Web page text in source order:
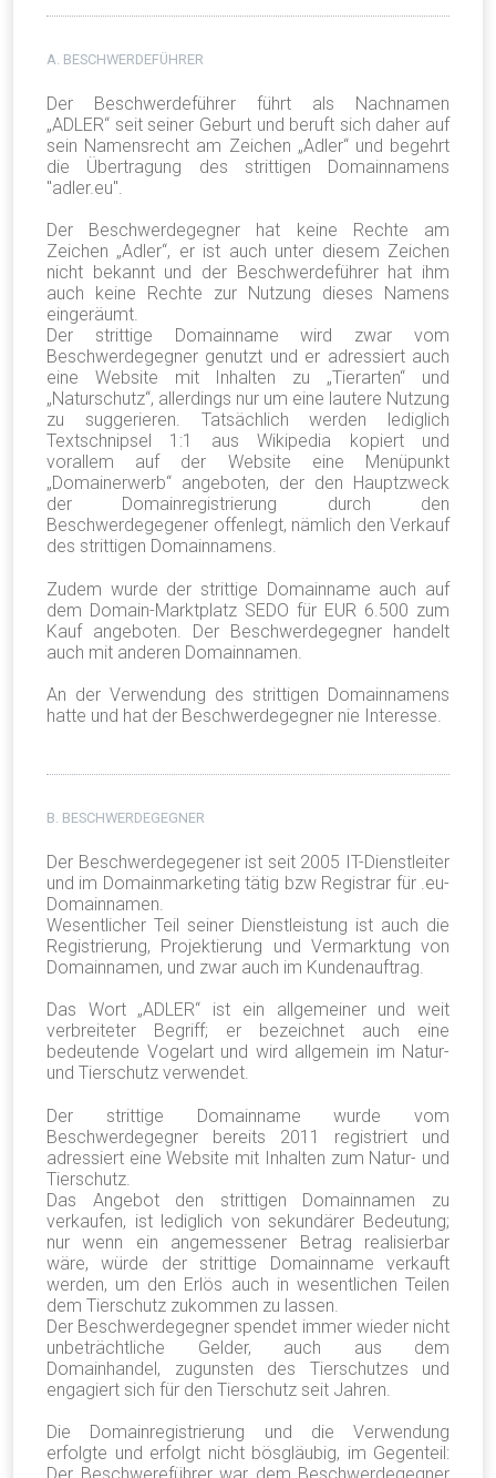
A. BESCHWERDEFÜHRER
Der Beschwerdeführer führt als Nachnamen
„ADLER“ seit seiner Geburt und beruft sich daher auf
sein Namensrecht am Zeichen „Adler“ und begehrt
die Übertragung des strittigen Domainnamens
"adler.eu".
Der Beschwerdegegner hat keine Rechte am
Zeichen „Adler“, er ist auch unter diesem Zeichen
nicht bekannt und der Beschwerdeführer hat ihm
auch keine Rechte zur Nutzung dieses Namens
eingeräumt.
Der strittige Domainname wird zwar vom
Beschwerdegegner genutzt und er adressiert auch
eine Website mit Inhalten zu „Tierarten“ und
„Naturschutz“, allerdings nur um eine lautere Nutzung
zu suggerieren. Tatsächlich werden lediglich
Textschnipsel 1:1 aus Wikipedia kopiert und
vorallem auf der Website eine Menüpunkt
„Domainerwerb“ angeboten, der den Hauptzweck
der Domainregistrierung durch den
Beschwerdegegener offenlegt, nämlich den Verkauf
des strittigen Domainnamens.
Zudem wurde der strittige Domainname auch auf
dem Domain-Marktplatz SEDO für EUR 6.500 zum
Kauf angeboten. Der Beschwerdegegner handelt
auch mit anderen Domainnamen.
An der Verwendung des strittigen Domainnamens
hatte und hat der Beschwerdegegner nie Interesse.
B. BESCHWERDEGEGNER
Der Beschwerdegegener ist seit 2005 IT-Dienstleiter
und im Domainmarketing tätig bzw Registrar für .eu-
Domainnamen.
Wesentlicher Teil seiner Dienstleistung ist auch die
Registrierung, Projektierung und Vermarktung von
Domainnamen, und zwar auch im Kundenauftrag.
Das Wort „ADLER“ ist ein allgemeiner und weit
verbreiteter Begriff; er bezeichnet auch eine
bedeutende Vogelart und wird allgemein im Natur-
und Tierschutz verwendet.
Der strittige Domainname wurde vom
Beschwerdegegner bereits 2011 registriert und
adressiert eine Website mit Inhalten zum Natur- und
Tierschutz.
Das Angebot den strittigen Domainnamen zu
verkaufen, ist lediglich von sekundärer Bedeutung;
nur wenn ein angemessener Betrag realisierbar
wäre, würde der strittige Domainname verkauft
werden, um den Erlös auch in wesentlichen Teilen
dem Tierschutz zukommen zu lassen.
Der Beschwerdegegner spendet immer wieder nicht
unbeträchtliche Gelder, auch aus dem
Domainhandel, zugunsten des Tierschutzes und
engagiert sich für den Tierschutz seit Jahren.
Die Domainregistrierung und die Verwendung
erfolgte und erfolgt nicht bösgläubig, im Gegenteil: